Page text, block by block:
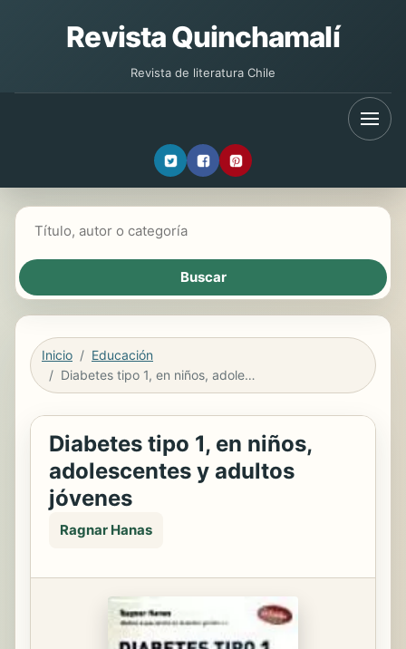
Revista Quinchamalí
Revista de literatura Chile
Inicio
Educación
Diabetes tipo 1, en niños, adolescentes y adultos jóvenes
Diabetes tipo 1, en niños,
adolescentes y adultos
jóvenes
Ragnar Hanas